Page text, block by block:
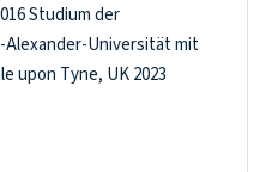
Studium der
Alexander-Universität mit
upon Tyne, UK 2023